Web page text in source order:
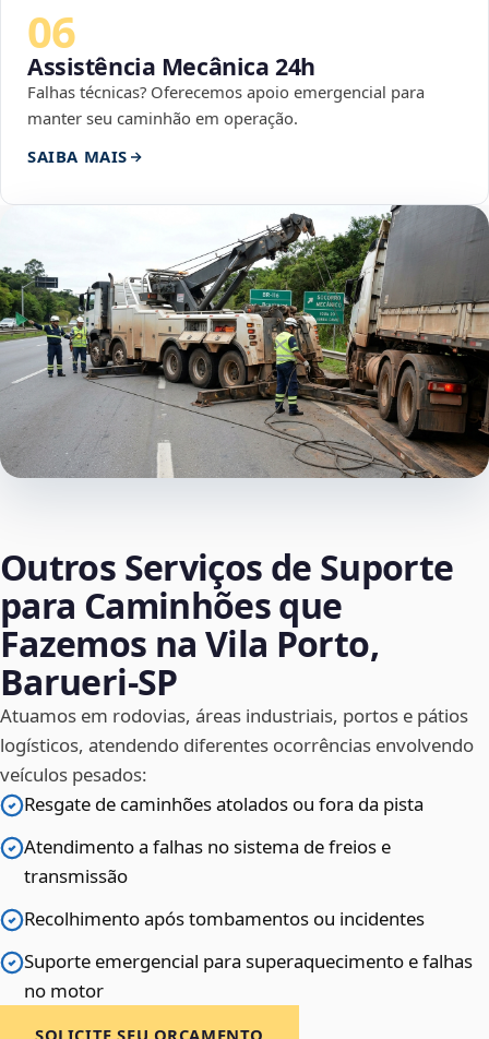
06
Assistência Mecânica 24h
Falhas técnicas? Oferecemos apoio emergencial para
manter seu caminhão em operação.
SAIBA MAIS
Outros Serviços de Suporte
para Caminhões que
Fazemos na Vila Porto,
Barueri‑SP
Atuamos em rodovias, áreas industriais, portos e pátios
logísticos, atendendo diferentes ocorrências envolvendo
veículos pesados:
Resgate de caminhões atolados ou fora da pista
Atendimento a falhas no sistema de freios e
transmissão
Recolhimento após tombamentos ou incidentes
Suporte emergencial para superaquecimento e falhas
no motor